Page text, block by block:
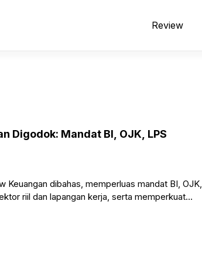
Review
Digodok: Mandat BI, OJK, LPS
Keuangan dibahas, memperluas mandat BI, OJK,
riil dan lapangan kerja, serta memperkuat